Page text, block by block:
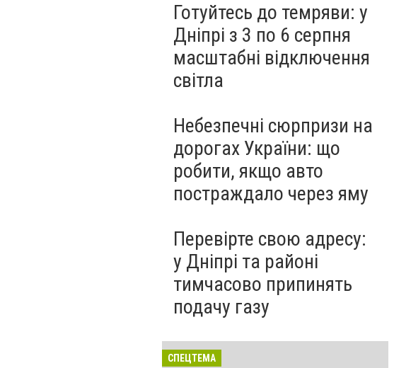
Готуйтесь до темряви: у
Дніпрі з 3 по 6 серпня
масштабні відключення
світла
Небезпечні сюрпризи на
дорогах України: що
робити, якщо авто
постраждало через яму
Перевірте свою адресу:
у Дніпрі та районі
тимчасово припинять
подачу газу
СПЕЦТЕМА